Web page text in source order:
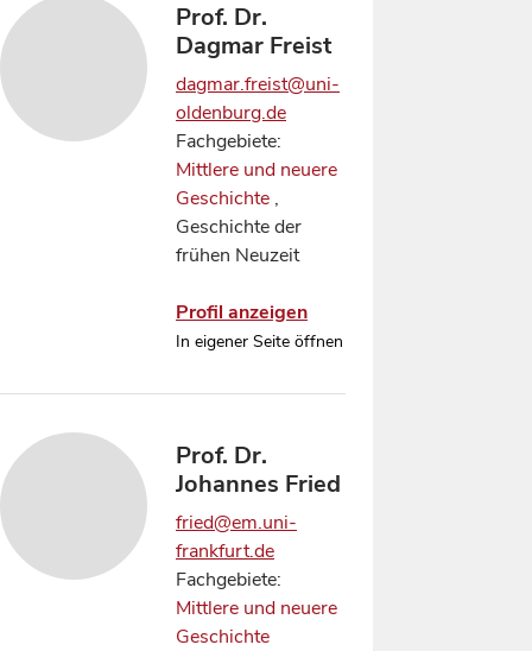
Prof. Dr.
Dagmar Freist
dagmar.freist@uni-
oldenburg.de
Fachgebiete:
Mittlere und neuere
Geschichte ,
Geschichte der
frühen Neuzeit
Profil anzeigen
In eigener Seite öffnen
Prof. Dr.
Johannes Fried
fried@em.uni-
frankfurt.de
Fachgebiete:
Mittlere und neuere
Geschichte